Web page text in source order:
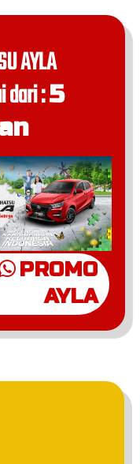
AYLA
dari :5
PROMO
AYLA